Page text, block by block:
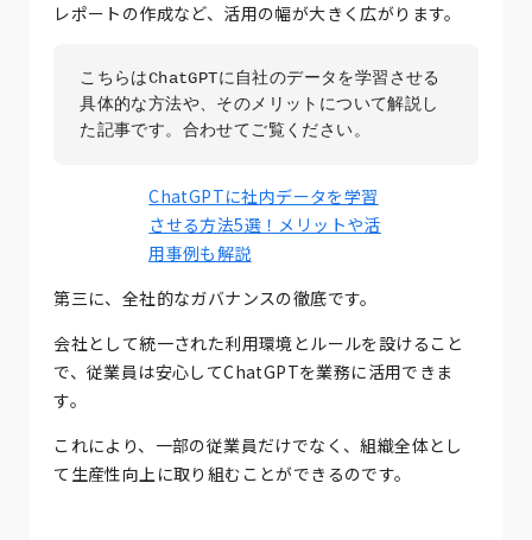
レポートの作成など、活用の幅が大きく広がります。
こちらはChatGPTに自社のデータを学習させる
具体的な方法や、そのメリットについて解説し
た記事です。合わせてご覧ください。
ChatGPTに社内データを学習
させる方法5選！メリットや活
用事例も解説
第三に、全社的なガバナンスの徹底です。
会社として統一された利用環境とルールを設けること
で、従業員は安心してChatGPTを業務に活用できま
す。
これにより、一部の従業員だけでなく、組織全体とし
て生産性向上に取り組むことができるのです。